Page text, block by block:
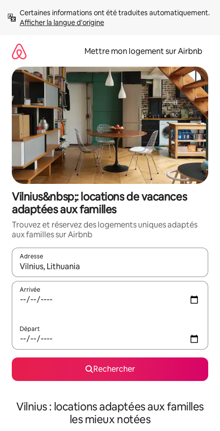
directement
Afficher la langue d'origine
Mettre mon logement sur Airbnb
Vilnius&nbsp;: locations de vacances
adaptées aux familles
Trouvez et réservez des logements uniques adaptés
aux familles sur Airbnb
Adresse
Lorsque les résultats s'affichent, utilisez les flèches vers le
Arrivée
Départ
Rechercher
Vilnius : locations adaptées aux familles
les mieux notées